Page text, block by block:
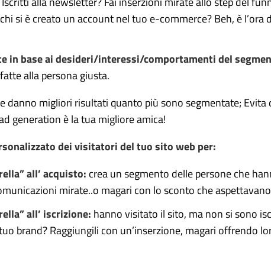
si è creato un account nel tuo e-commerce? Beh, è
in base ai desideri/interessi/comportamenti del
alla persona giusta.
danno migliori risultati quanto più sono segmentate;
generation è la tua migliore amica!
dei visitatori del tuo sito web per:
all’ acquisto: crea un segmento delle persone che
mirate..o magari con lo sconto che
all’ iscrizione: hanno visitato il sito, ma non si sono
brand? Raggiungili con un’inserzione, magari offrendo